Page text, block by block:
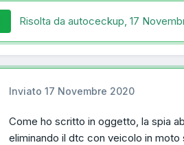
Risolta da autoceckup, 17
Inviato 17 Novembre 2020
Come ho scritto in oggetto, la spia
eliminando il dtc con veicolo in